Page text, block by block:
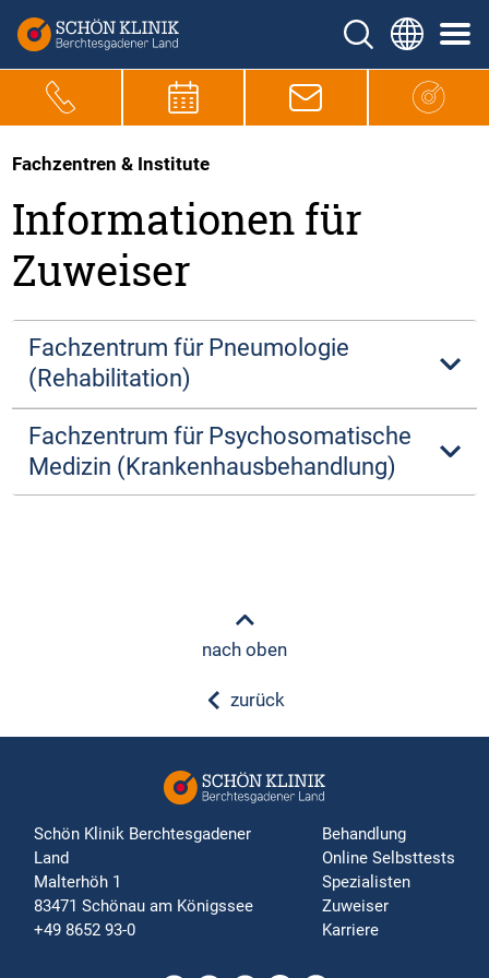
Fachzentren & Institute
Informationen für
Zuweiser
Fachzentrum für Pneumologie
(Rehabilitation)
Fachzentrum für Psychosomatische
Medizin (Krankenhausbehandlung)
zurück
nach oben
Schön Klinik Berchtesgadener
Land
Malterhöh 1
83471 Schönau am Königssee
+49 8652 93-0
Behandlung
Online Selbsttests
Spezialisten
Zuweiser
Karriere